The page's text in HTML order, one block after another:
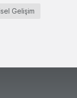
Gelişim